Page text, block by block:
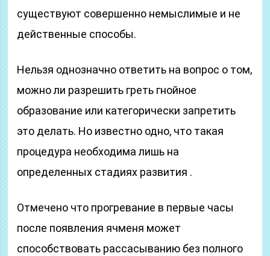
существуют совершенно немыслимые и не
действенные способы.
Нельзя однозначно ответить на вопрос о том,
можно ли разрешить греть гнойное
образование или категорически запретить
это делать. Но известно одно, что такая
процедура необходима лишь на
определенных стадиях развития .
Отмечено что прогревание в первые часы
после появления ячменя может
способствовать рассасыванию без полного